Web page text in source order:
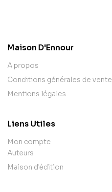
Maison D'Ennour
A propos
Conditions générales de vente
Mentions légales
Liens Utiles
Mon compte
Auteurs
Maison d'édition